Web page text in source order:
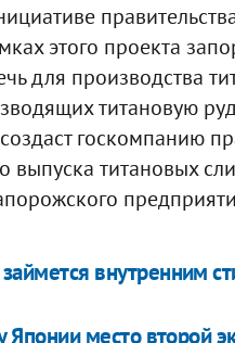
этого проекта
для производства
титановую
госкомпанию
титановых
внутренним
Японии место второй